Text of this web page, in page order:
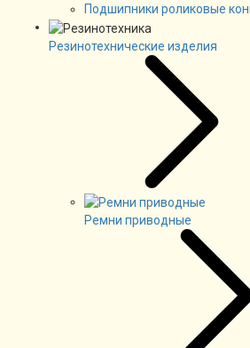
Подшипники роликовые
Резинотехнические изделия
Ремни приводные